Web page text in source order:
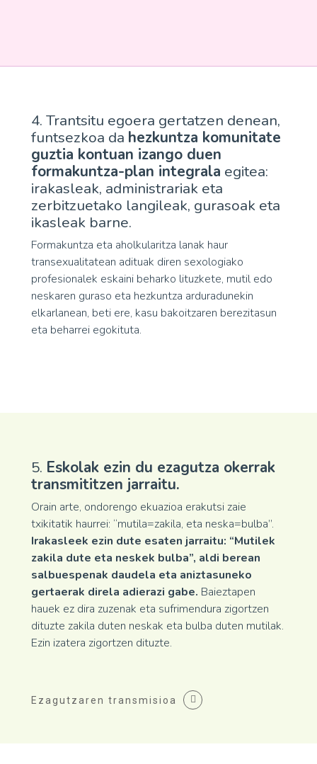
4. Trantsitu egoera gertatzen denean,
funtsezkoa da hezkuntza komunitate
guztia kontuan izango duen
formakuntza-plan integrala egitea:
irakasleak, administrariak eta
zerbitzuetako langileak, gurasoak eta
ikasleak barne.
Formakuntza eta aholkularitza lanak haur
transexualitatean adituak diren sexologiako
profesionalek eskaini beharko lituzkete, mutil edo
neskaren guraso eta hezkuntza arduradunekin
elkarlanean, beti ere, kasu bakoitzaren berezitasun
eta beharrei egokituta.
5. Eskolak ezin du ezagutza okerrak
transmititzen jarraitu.
Orain arte, ondorengo ekuazioa erakutsi zaie
txikitatik haurrei: “mutila=zakila, eta neska=bulba”.
Irakasleek ezin dute esaten jarraitu: “Mutilek
zakila dute eta neskek bulba”, aldi berean
salbuespenak daudela eta aniztasuneko
gertaerak direla adierazi gabe. Baieztapen
hauek ez dira zuzenak eta sufrimendura zigortzen
dituzte zakila duten neskak eta bulba duten mutilak.
Ezin izatera zigortzen dituzte.
Ezagutzaren transmisioa